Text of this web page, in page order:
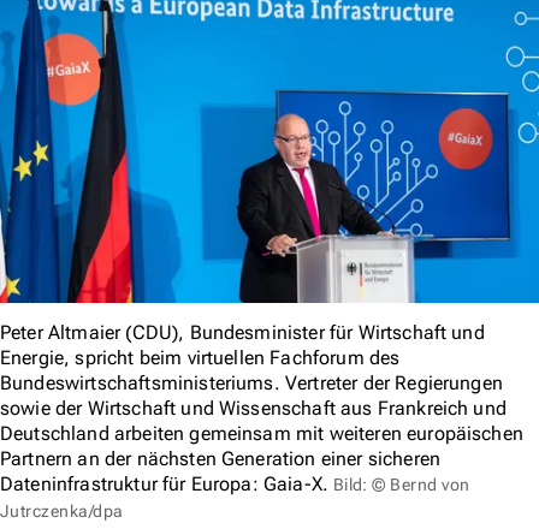
Peter Altmaier (CDU), Bundesminister für Wirtschaft und
Energie, spricht beim virtuellen Fachforum des
Bundeswirtschaftsministeriums. Vertreter der Regierungen
sowie der Wirtschaft und Wissenschaft aus Frankreich und
Deutschland arbeiten gemeinsam mit weiteren europäischen
Partnern an der nächsten Generation einer sicheren
Dateninfrastruktur für Europa: Gaia-X. Bild: © Bernd von
Jutrczenka/dpa